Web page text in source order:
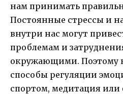
нам принимать
Постоянные стрессы и
внутри нас могут
проблемам и
окружающими. Поэтому
способы регуляции
спортом, медитация